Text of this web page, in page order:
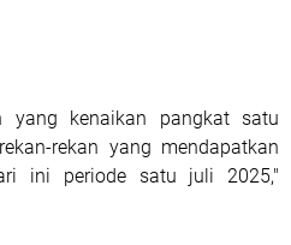
yang kenaikan pangkat satu
rekan yang mendapatkan
ini periode satu juli 2025,"